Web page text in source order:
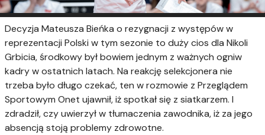
Decyzja Mateusza Bieńka o rezygnacji z występów w
reprezentacji Polski w tym sezonie to duży cios dla Nikoli
Grbicia, środkowy był bowiem jednym z ważnych ogniw
kadry w ostatnich latach. Na reakcję selekcjonera nie
trzeba było długo czekać, ten w rozmowie z Przeglądem
Sportowym Onet ujawnił, iż spotkał się z siatkarzem. I
zdradził, czy uwierzył w tłumaczenia zawodnika, iż za jego
absencją stoją problemy zdrowotne.